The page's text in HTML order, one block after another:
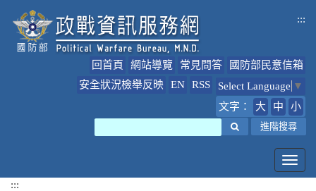
:::
回首頁 網站導覽 常見問答
國防部民意信箱
安全狀況檢舉反映
EN RSS Select Language ▼
文字：
大 中 小
進階搜尋
:::